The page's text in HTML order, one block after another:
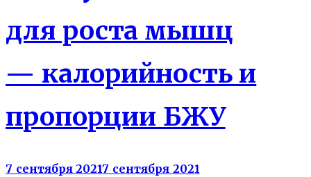
для роста мышц
— калорийность и
пропорции БЖУ
7 сентября 20217 сентября 2021